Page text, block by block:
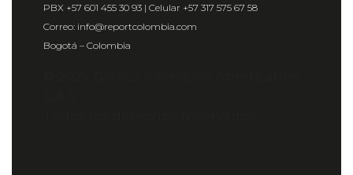
PBX +57 601 455 30 93 | Celular +57 317 575 67 58
Correo: info@reportcolombia.com
Bogotá – Colombia